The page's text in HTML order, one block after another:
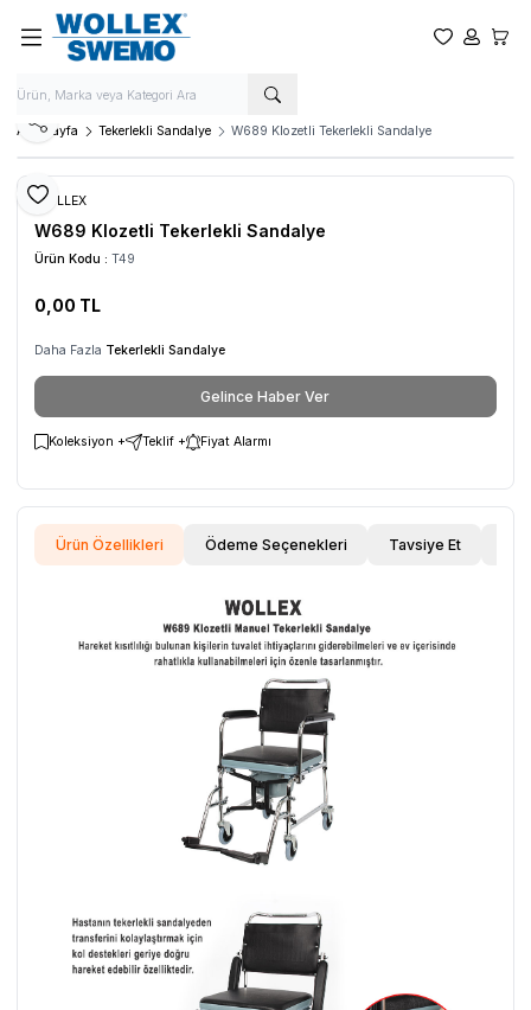
Favorilerim
Hesabım
Ana Sayfa Tekerlekli Sandalye W689 Klozetli Tekerlekli Sandalye
Favoriye Ekle
Paylaş
WOLLEX
W689 Klozetli Tekerlekli Sandalye
Ürün Kodu : T49
0,00 TL
Daha Fazla Tekerlekli Sandalye
Gelince Haber Ver
Koleksiyon + Teklif + Fiyat Alarmı
Ürün Özellikleri Ödeme Seçenekleri Tavsiye Et